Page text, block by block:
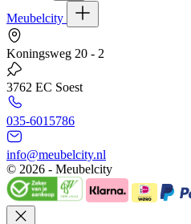
Meubelcity
Koningsweg 20 - 2
3762 EC Soest
035-6015786
info@meubelcity.nl
© 2026 - Meubelcity